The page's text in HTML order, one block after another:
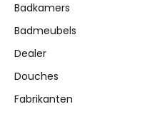
Badkamers
Badmeubels
Dealer
Douches
Fabrikanten